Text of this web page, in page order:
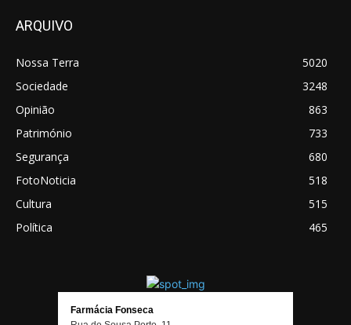
ARQUIVO
Nossa Terra
5020
Sociedade
3248
Opinião
863
Património
733
Segurança
680
FotoNoticia
518
Cultura
515
Política
465